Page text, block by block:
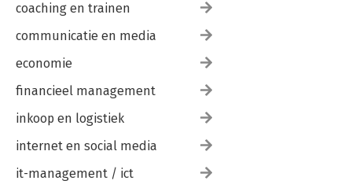
coaching en trainen
communicatie en media
economie
financieel management
inkoop en logistiek
internet en social media
it-management / ict